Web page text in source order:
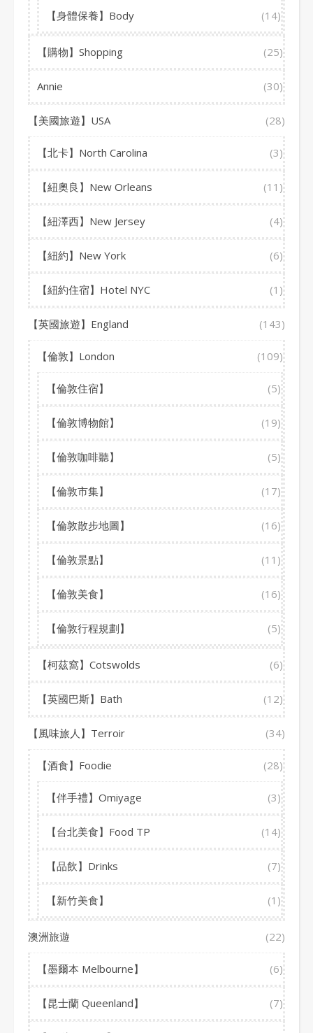
【身體保養】Body (14)
【購物】Shopping (25)
Annie (30)
【美國旅遊】USA (28)
【北卡】North Carolina (3)
【紐奧良】New Orleans (11)
【紐澤西】New Jersey (4)
【紐約】New York (6)
【紐約住宿】Hotel NYC (1)
【英國旅遊】England (143)
【倫敦】London (109)
【倫敦住宿】 (5)
【倫敦博物館】 (19)
【倫敦咖啡聽】 (5)
【倫敦市集】 (17)
【倫敦散步地圖】 (16)
【倫敦景點】 (11)
【倫敦美食】 (16)
【倫敦行程規劃】 (5)
【柯茲窩】Cotswolds (6)
【英國巴斯】Bath (12)
【風味旅人】Terroir (34)
【酒食】Foodie (28)
【伴手禮】Omiyage (3)
【台北美食】Food TP (14)
【品飲】Drinks (7)
【新竹美食】 (1)
澳洲旅遊 (22)
【墨爾本 Melbourne】 (6)
【昆士蘭 Queenland】 (7)